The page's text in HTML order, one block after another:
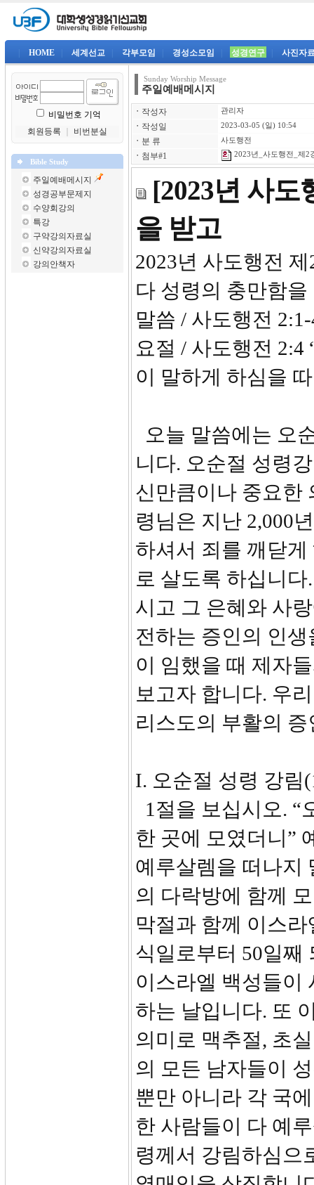
HOME 세계선교 각부모임 경성소모임 성경연구 사진자
비밀번호 기억
회원등록
비번분실
Bible Study
주일예배메시지
성경공부문제지
수양회강의
특강
구약강의자료실
신약강의자료실
강의안책자
Sunday Worship Message
주일예배메시지
ㆍ 작성자 관리자
ㆍ 작성일 2023-03-05 (일) 10:54
ㆍ 분 류 사도행전
ㆍ 첨부#1 2023년_사도행전_제2
[2023년 사도
을 받고
2023년
다 성령의 충만함을
말씀 / 사도행전
요절 / 사도행전
이 말하게 하심을
오늘 말씀에는 오
니다. 오순절 성령
신만큼이나 중요한
령님은 지난 2,000
하셔서 죄를 깨닫
로 살도록 하십니
시고 그 은혜와 사
전하는 증인의 인
이 임했을 때 제자
보고자 합니다. 우
리스도의 부활의
I. 오순절 성령 강림
1절을 보십시오. “
한 곳에 모였더니”
예루살렘을 떠나지
의 다락방에 함께
막절과 함께 이스
식일로부터 50일째
이스라엘 백성들이
하는 날입니다. 또
의미로 맥추절, 초
의 모든 남자들이
뿐만 아니라 각 국
한 사람들이 다 예
령께서 강림하심으